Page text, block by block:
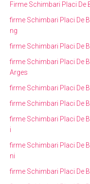
Firme Schimbari Placi De
firme Schimbari Placi De
ng
firme Schimbari Placi De
firme Schimbari Placi De
Arges
firme Schimbari Placi De
firme Schimbari Placi De
firme Schimbari Placi De
i
firme Schimbari Placi De
ni
firme Schimbari Placi De